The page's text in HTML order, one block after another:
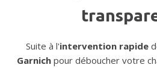
Suite à l'intervention rapide
Garnichpour déboucher votre